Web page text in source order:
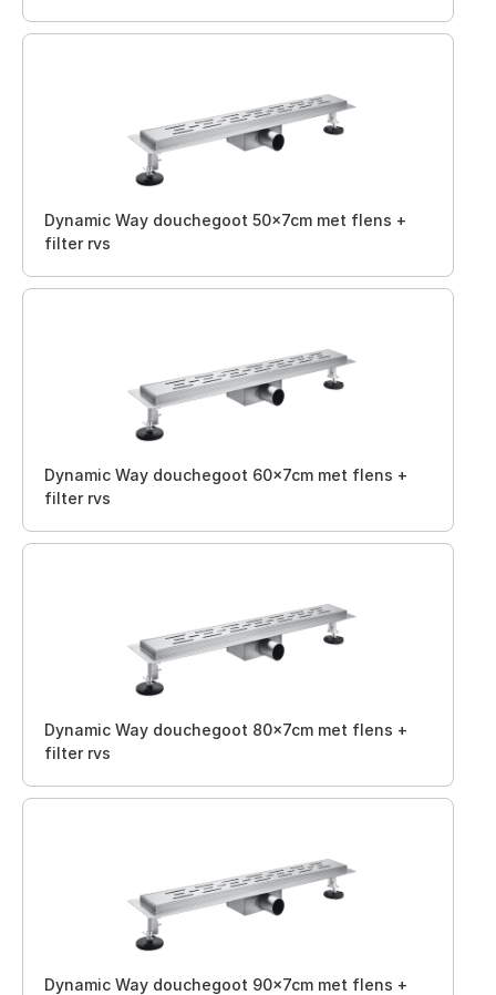
Dynamic Way douchegoot 50x7cm met flens +
filter rvs
Dynamic Way douchegoot 60x7cm met flens +
filter rvs
Dynamic Way douchegoot 80x7cm met flens +
filter rvs
Dynamic Way douchegoot 90x7cm met flens +